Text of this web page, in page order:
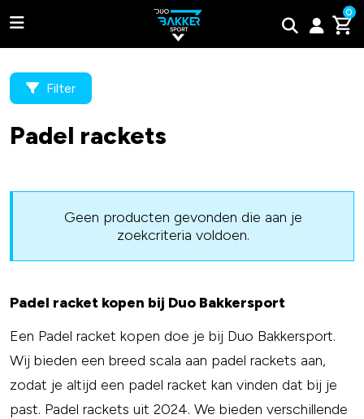
0
Adidas
Filter
Padel rackets
Geen producten gevonden die aan je
zoekcriteria voldoen.
Padel racket kopen bij Duo Bakkersport
Een Padel racket kopen doe je bij Duo Bakkersport.
Wij bieden een breed scala aan padel rackets aan,
zodat je altijd een padel racket kan vinden dat bij je
past. Padel rackets uit 2024. We bieden verschillende